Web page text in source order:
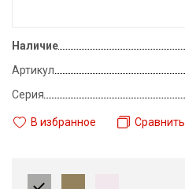
Наличие
Артикул
Серия
В избранное Сравнить